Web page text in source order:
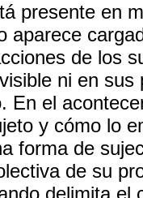
presente en
aparece
de los
ni en
En el
y cómo lo
forma de
de su